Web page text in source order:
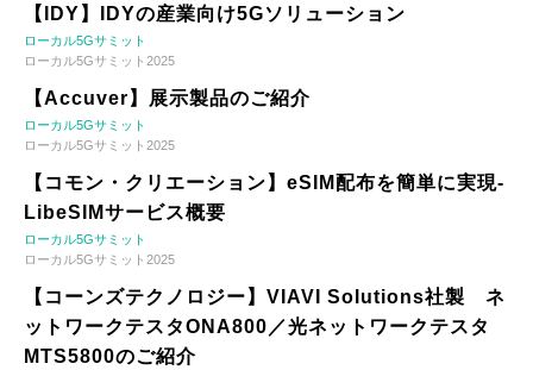
【IDY】IDYの産業向け5Gソリューション
ローカル5Gサミット
ローカル5Gサミット2025
【Accuver】展示製品のご紹介
ローカル5Gサミット
ローカル5Gサミット2025
【コモン・クリエーション】eSIM配布を簡単に実現-
LibeSIMサービス概要
ローカル5Gサミット
ローカル5Gサミット2025
【コーンズテクノロジー】VIAVI Solutions社製 ネ
ットワークテスタONA800／光ネットワークテスタ
MTS5800のご紹介